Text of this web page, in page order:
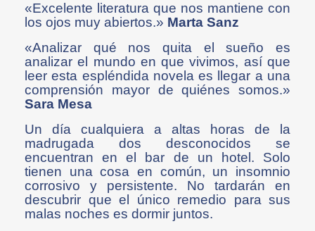
«Excelente literatura que nos mantiene con
los ojos muy abiertos.» Marta Sanz
«Analizar qué nos quita el sueño es
analizar el mundo en que vivimos, así que
leer esta espléndida novela es llegar a una
comprensión mayor de quiénes somos.»
Sara Mesa
Un día cualquiera a altas horas de la
madrugada dos desconocidos se
encuentran en el bar de un hotel. Solo
tienen una cosa en común, un insomnio
corrosivo y persistente. No tardarán en
descubrir que el único remedio para sus
malas noches es dormir juntos.